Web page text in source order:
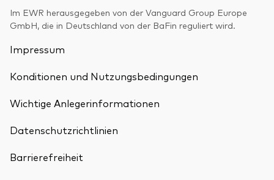
Im EWR herausgegeben von der Vanguard Group Europe
GmbH, die in Deutschland von der BaFin reguliert wird.
Impressum
Konditionen und Nutzungsbedingungen
Wichtige Anlegerinformationen
Datenschutzrichtlinien
Barrierefreiheit